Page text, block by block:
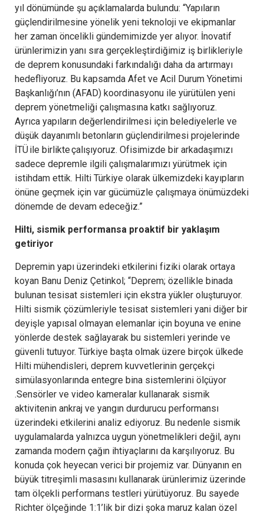
yıl dönümünde şu açıklamalarda bulundu: “Yapıların
güçlendirilmesine yönelik yeni teknoloji ve ekipmanlar
her zaman öncelikli gündemimizde yer alıyor. İnovatif
ürünlerimizin yanı sıra gerçekleştirdiğimiz iş birlikleriyle
de deprem konusundaki farkındalığı daha da artırmayı
hedefliyoruz. Bu kapsamda Afet ve Acil Durum Yönetimi
Başkanlığı’nın (AFAD) koordinasyonu ile yürütülen yeni
deprem yönetmeliği çalışmasına katkı sağlıyoruz.
Ayrıca yapıların değerlendirilmesi için belediyelerle ve
düşük dayanımlı betonların güçlendirilmesi projelerinde
İTÜ ile birlikte çalışıyoruz. Ofisimizde bir arkadaşımızı
sadece depremle ilgili çalışmalarımızı yürütmek için
istihdam ettik. Hilti Türkiye olarak ülkemizdeki kayıpların
önüne geçmek için var gücümüzle çalışmaya önümüzdeki
dönemde de devam edeceğiz.”
Hilti, sismik performansa proaktif bir yaklaşım
getiriyor
Depremin yapı üzerindeki etkilerini fiziki olarak ortaya
koyan Banu Deniz Çetinkol; “Deprem; özellikle binada
bulunan tesisat sistemleri için ekstra yükler oluşturuyor.
Hilti sismik çözümleriyle tesisat sistemleri yani diğer bir
deyişle yapısal olmayan elemanlar için boyuna ve enine
yönlerde destek sağlayarak bu sistemleri yerinde ve
güvenli tutuyor. Türkiye başta olmak üzere birçok ülkede
Hilti mühendisleri, deprem kuvvetlerinin gerçekçi
simülasyonlarında entegre bina sistemlerini ölçüyor
.Sensörler ve video kameralar kullanarak sismik
aktivitenin ankraj ve yangın durdurucu performansı
üzerindeki etkilerini analiz ediyoruz. Bu nedenle sismik
uygulamalarda yalnızca uygun yönetmelikleri değil, aynı
zamanda modern çağın ihtiyaçlarını da karşılıyoruz. Bu
konuda çok heyecan verici bir projemiz var. Dünyanın en
büyük titreşimli masasını kullanarak ürünlerimiz üzerinde
tam ölçekli performans testleri yürütüyoruz. Bu sayede
Richter ölçeğinde 1:1’lik bir dizi şoka maruz kalan özel